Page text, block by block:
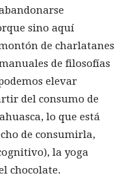
sino aquí
de charlatanes
de filosofías
elevar
del consumo de
lo que está
de consumirla,
la yoga
chocolate.